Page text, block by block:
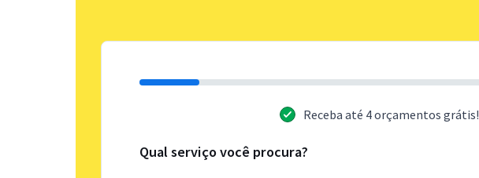
Receba até 4 orçamentos grátis!
Qual serviço você procura?